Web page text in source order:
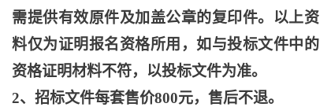
需提供有效原件及加盖公章的复印件。以上资
料仅为证明报名资格所用，如与投标文件中的
资格证明材料不符，以投标文件为准。
2、招标文件每套售价800元，售后不退。